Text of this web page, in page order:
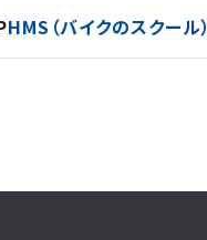
HMS（バイクのスクール）